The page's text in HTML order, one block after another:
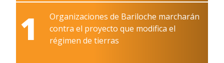
1
Organizaciones de Bariloche marcharán
contra el proyecto que modifica el
régimen de tierras